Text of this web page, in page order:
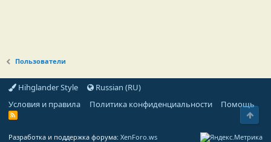
Пользователи
Hihglander Style
Russian (RU)
Условия и правила
Политика конфиденциальности Помощь
R
Разработка и поддержка форума: XenForo.ws